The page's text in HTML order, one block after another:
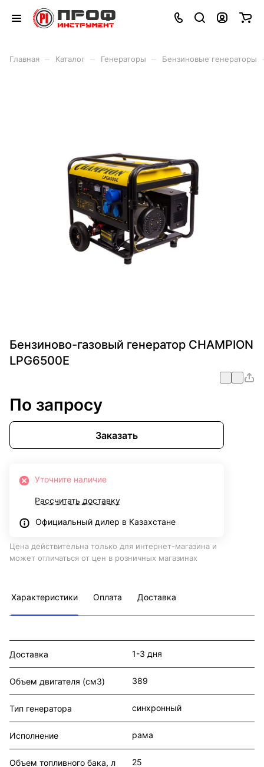
Главная Каталог Генераторы Бензиновые генераторы
Бензиново-газовый генератор CHAMPION
LPG6500E
По запросу
Заказать
Уточните наличие
Рассчитать доставку
Официальный дилер в Казахстане
Цена действительна только для интернет-магазина и
может отличаться от цен в розничных магазинах
Характеристики Оплата Доставка
Доставка 1-3 дня
Объем двигателя (см3) 389
Тип генератора синхронный
Исполнение рама
Объем топливного бака, л 25